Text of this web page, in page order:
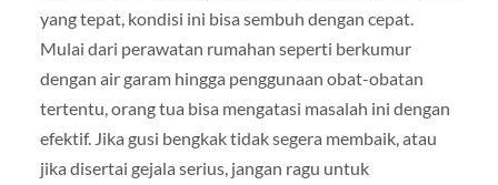
yang tepat, kondisi ini bisa sembuh dengan cepat.
Mulai dari perawatan rumahan seperti berkumur
dengan air garam hingga penggunaan obat-obatan
tertentu, orang tua bisa mengatasi masalah ini dengan
efektif. Jika gusi bengkak tidak segera membaik, atau
jika disertai gejala serius, jangan ragu untuk